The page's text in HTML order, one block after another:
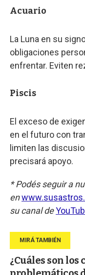
Acuario
La Luna en su
obligaciones
enfrentar. Eviten
Piscis
El exceso de
en el futuro con
limiten las
precisará apoyo.
* Podés seguir a
en
su canal de
¿Cuáles son los